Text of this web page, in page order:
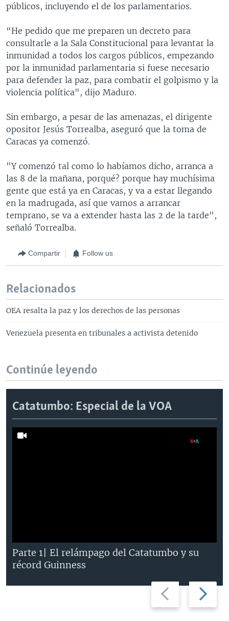
públicos, incluyendo el de los parlamentarios.
“He pedido que me preparen un decreto para
consultarle a la Sala Constitucional para levantar la
inmunidad a todos los cargos públicos, empezando
por la inmunidad parlamentaria si fuese necesario
para defender la paz, para combatir el golpismo y la
violencia política", dijo Maduro.
Sin embargo, a pesar de las amenazas, el dirigente
opositor Jesús Torrealba, aseguró que la toma de
Caracas ya comenzó.
"Y comenzó tal como lo habíamos dicho, arranca a
las 8 de la mañana, porqué? porque hay muchísima
gente que está ya en Caracas, y va a estar llegando
en la madrugada, así que vamos a arrancar
temprano, se va a extender hasta las 2 de la tarde",
señaló Torrealba.
Compartir Follow us
Relacionados
OEA resalta la paz y los derechos de las personas
Venezuela presenta en tribunales a activista detenido
Continúe leyendo
Catatumbo: Especial de la VOA
Previous
slide
Next
slide
Parte 1| El relámpago del Catatumbo y su
récord Guinness